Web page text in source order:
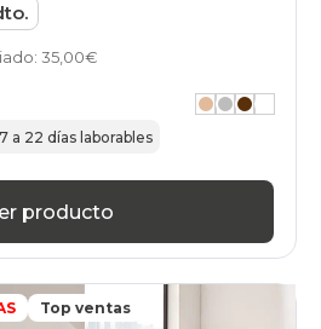
35,00€
a 22 días laborables
producto
Top ventas